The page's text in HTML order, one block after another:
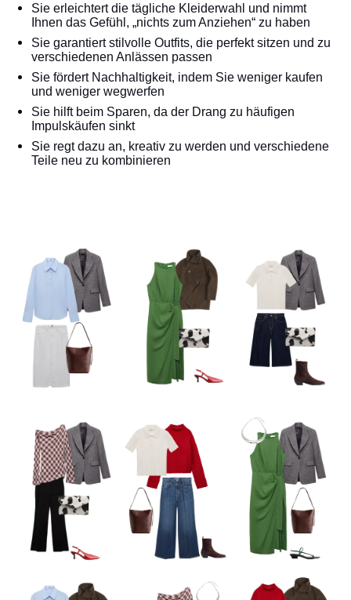
Sie erleichtert die tägliche Kleiderwahl und nimmt
Ihnen das Gefühl, „nichts zum Anziehen“ zu haben
Sie garantiert stilvolle Outfits, die perfekt sitzen und zu
verschiedenen Anlässen passen
Sie fördert Nachhaltigkeit, indem Sie weniger kaufen
und weniger wegwerfen
Sie hilft beim Sparen, da der Drang zu häufigen
Impulskäufen sinkt
Sie regt dazu an, kreativ zu werden und verschiedene
Teile neu zu kombinieren